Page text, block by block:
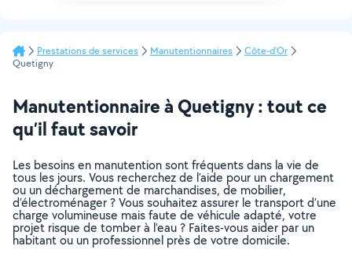
Prestations de services Manutentionnaires
Côte-d'Or
Quetigny
Manutentionnaire à Quetigny : tout ce
qu’il faut savoir
Les besoins en manutention sont fréquents dans la vie de
tous les jours. Vous recherchez de l’aide pour un chargement
ou un déchargement de marchandises, de mobilier,
d’électroménager ? Vous souhaitez assurer le transport d’une
charge volumineuse mais faute de véhicule adapté, votre
projet risque de tomber à l’eau ? Faites-vous aider par un
habitant ou un professionnel près de votre domicile.